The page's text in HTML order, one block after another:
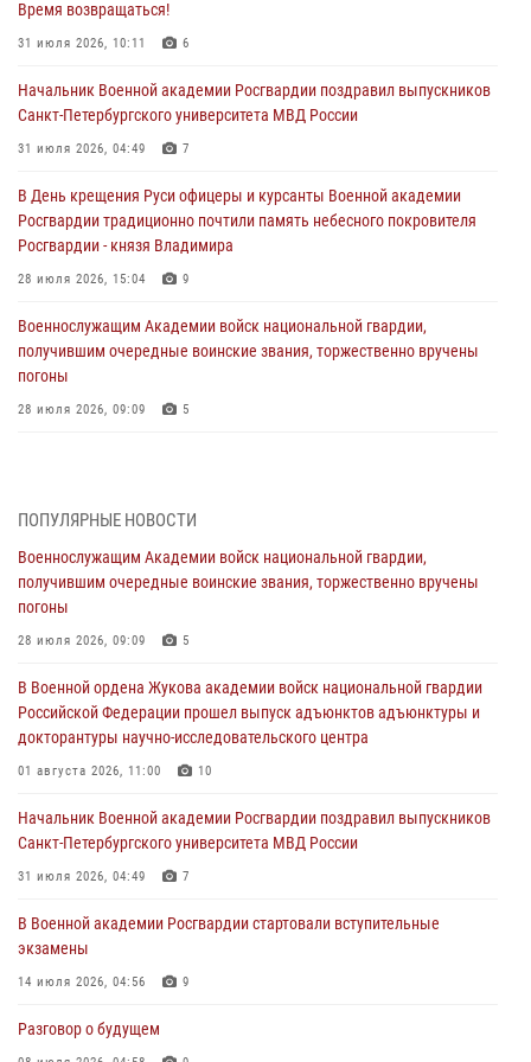
Время возвращаться!
31 июля 2026, 10:11 6
Начальник Военной академии Росгвардии поздравил выпускников
Санкт-Петербургского университета МВД России
31 июля 2026, 04:49 7
В День крещения Руси офицеры и курсанты Военной академии
Росгвардии традиционно почтили память небесного покровителя
Росгвардии - князя Владимира
28 июля 2026, 15:04 9
Военнослужащим Академии войск национальной гвардии,
получившим очередные воинские звания, торжественно вручены
погоны
28 июля 2026, 09:09 5
27 июля 2026, 14:49 7
Военная академия информирует!
23 июля 2026, 04:51
Курсант Военной академии войск национальной гвардии принял
22 июля 2026, 09:41
Мастер‑класс по стрельбе: точность, тактика, профессионализм
20 июля 2026, 11:17
108 лет со дня образования подразделений связи войск
ПОПУЛЯРНЫЕ НОВОСТИ
Военнослужащим Академии войск национальной гвардии,
получившим очередные воинские звания, торжественно вручены
погоны
28 июля 2026, 09:09 5
В Военной ордена Жукова академии войск национальной гвардии
Российской Федерации прошел выпуск адъюнктов адъюнктуры и
докторантуры научно-исследовательского центра
01 августа 2026, 11:00 10
Начальник Военной академии Росгвардии поздравил выпускников
Санкт-Петербургского университета МВД России
31 июля 2026, 04:49 7
В Военной академии Росгвардии стартовали вступительные
экзамены
14 июля 2026, 04:56 9
Разговор о будущем